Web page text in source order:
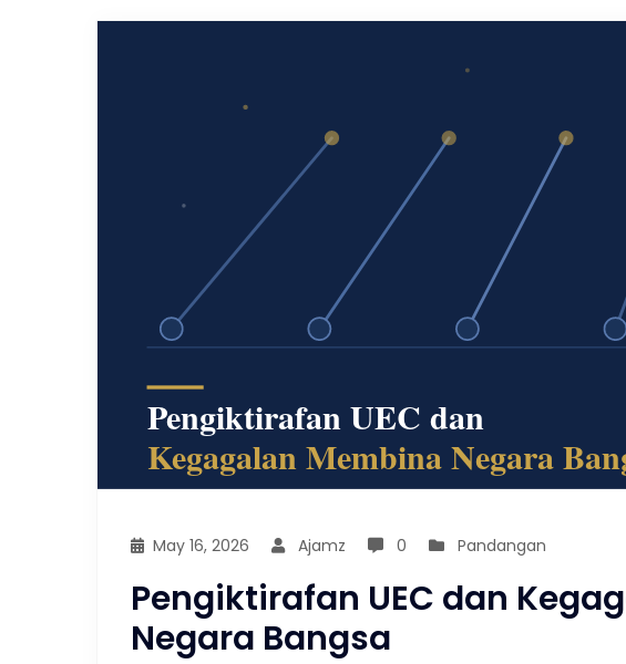
May 16, 2026 Ajamz 0 Pandangan
Pengiktirafan UEC dan
Negara Bangsa